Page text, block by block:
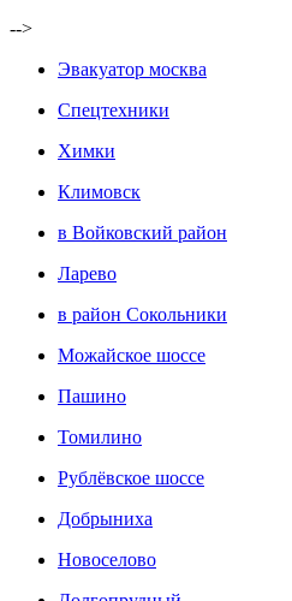
-->
Эвакуатор москва
Спецтехники
Химки
Климовск
в Войковский район
Ларево
в район Сокольники
Можайское шоссе
Пашино
Томилино
Рублёвское шоссе
Добрыниха
Новоселово